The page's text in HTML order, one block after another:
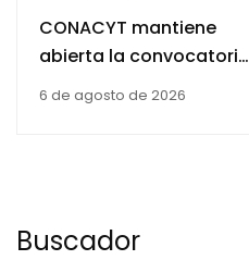
CONACYT mantiene
abierta la convocatoria
de la cuarta edición del
6 de agosto de 2026
Buscador